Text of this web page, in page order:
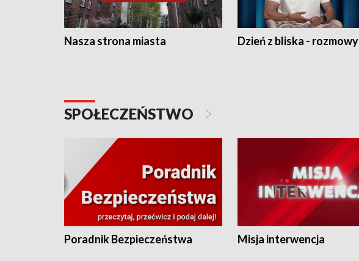
Nasza strona miasta Dzień z bliska - rozmowy
SPOŁECZEŃSTWO
Poradnik Bezpieczeństwa Misja interwencja